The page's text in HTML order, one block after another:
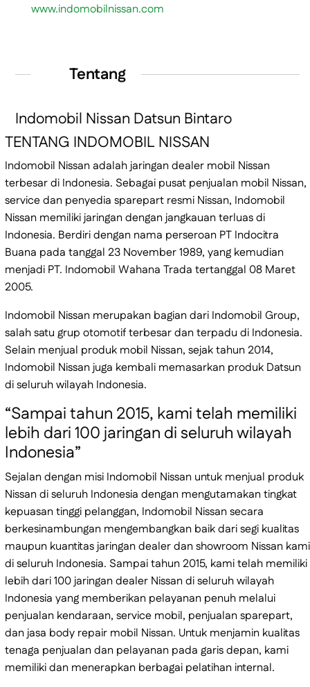
www.indomobilnissan.com
Tentang
Indomobil Nissan Datsun Bintaro
TENTANG INDOMOBIL NISSAN
Indomobil Nissan adalah jaringan dealer mobil Nissan
terbesar di Indonesia. Sebagai pusat penjualan mobil Nissan,
service dan penyedia sparepart resmi Nissan, Indomobil
Nissan memiliki jaringan dengan jangkauan terluas di
Indonesia. Berdiri dengan nama perseroan PT Indocitra
Buana pada tanggal 23 November 1989, yang kemudian
menjadi PT. Indomobil Wahana Trada tertanggal 08 Maret
2005.
Indomobil Nissan merupakan bagian dari Indomobil Group,
salah satu grup otomotif terbesar dan terpadu di Indonesia.
Selain menjual produk mobil Nissan, sejak tahun 2014,
Indomobil Nissan juga kembali memasarkan produk Datsun
di seluruh wilayah Indonesia.
“Sampai tahun 2015, kami telah memiliki
lebih dari 100 jaringan di seluruh wilayah
Indonesia”
Sejalan dengan misi Indomobil Nissan untuk menjual produk
Nissan di seluruh Indonesia dengan mengutamakan tingkat
kepuasan tinggi pelanggan, Indomobil Nissan secara
berkesinambungan mengembangkan baik dari segi kualitas
maupun kuantitas jaringan dealer dan showroom Nissan kami
di seluruh Indonesia. Sampai tahun 2015, kami telah memiliki
lebih dari 100 jaringan dealer Nissan di seluruh wilayah
Indonesia yang memberikan pelayanan penuh melalui
penjualan kendaraan, service mobil, penjualan sparepart,
dan jasa body repair mobil Nissan. Untuk menjamin kualitas
tenaga penjualan dan pelayanan pada garis depan, kami
memiliki dan menerapkan berbagai pelatihan internal.